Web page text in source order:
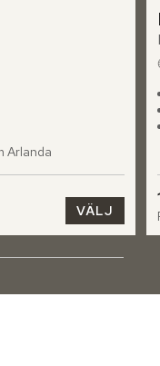
Arlanda
VÄLJ